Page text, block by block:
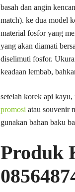
basah dan angin
match). ke dua model
material fosfor yang
yang akan diamati
diselimuti fosfor.
keadaan lembab,
setelah korek api
promosi atau souvenir
gunakan bahan baku
Produk